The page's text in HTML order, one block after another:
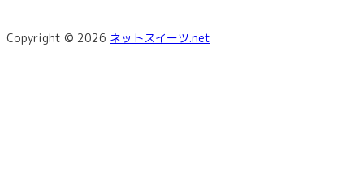
Copyright © 2026 ネットスイーツ.net